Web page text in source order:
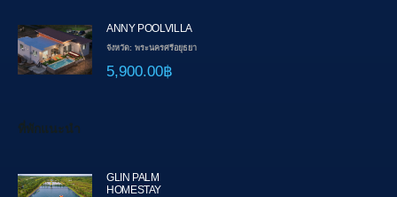
ANNY POOLVILLA
จังหวัด: พระนครศรีอยุธยา
5,900.00฿
ที่พักแนะนำ
GLIN PALM
HOMESTAY